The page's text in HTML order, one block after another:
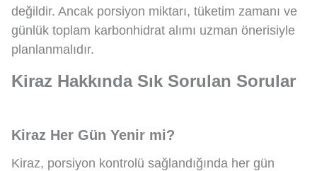
değildir. Ancak porsiyon miktarı, tüketim zamanı ve
günlük toplam karbonhidrat alımı uzman önerisiyle
planlanmalıdır.
Kiraz Hakkında Sık Sorulan Sorular
Kiraz Her Gün Yenir mi?
Kiraz, porsiyon kontrolü sağlandığında her gün